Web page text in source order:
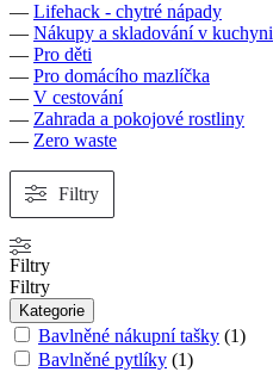
— Lifehack - chytré nápady
— Nákupy a skladování v kuchyni
— Pro děti
— Pro domácího mazlíčka
— V cestování
— Zahrada a pokojové rostliny
— Zero waste
Filtry
Filtry
Filtry
Kategorie
Bavlněné nákupní tašky (1)
Bavlněné pytlíky (1)